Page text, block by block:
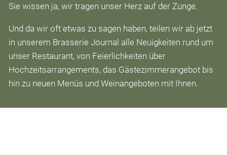
Auszeichnungen
Brasserie Journal
Die Sprache des Weines
Jobs
Kontakt
Sie wissen ja, wir tragen unser Herz auf der Zunge.
Und da wir oft etwas zu sagen haben, teilen wir ab jetzt
in unserem Brasserie Journal alle Neuigkeiten rund um
unser Restaurant, von Feierlichkeiten über
Hochzeitsarrangements, das Gästezimmerangebot bis
hin zu neuen Menüs und Weinangeboten mit Ihnen.